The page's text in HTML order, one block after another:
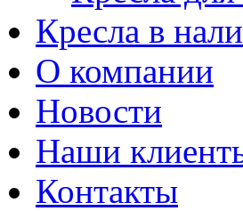
Кресла в
О компании
Новости
Наши
Контакты